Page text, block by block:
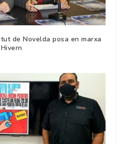
de Novelda posa en marxa